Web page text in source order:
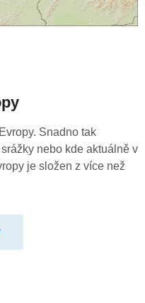
Snadno tak
nebo kde aktuálně v
je složen z více než